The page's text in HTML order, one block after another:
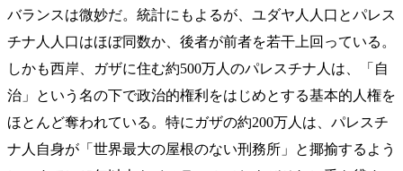
バランスは微妙だ。統計にもよるが、ユダヤ人人口とパレス
チナ人人口はほぼ同数か、後者が前者を若干上回っている。
しかも西岸、ガザに住む約500万人のパレスチナ人は、「自
治」という名の下で政治的権利をはじめとする基本的人権を
ほとんど奪われている。特にガザの約200万人は、パレスチ
ナ人自身が「世界最大の屋根のない刑務所」と揶揄するよう